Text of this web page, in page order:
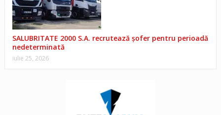
SALUBRITATE 2000 S.A. recrutează șofer pentru perioadă
nedeterminată
iulie 25, 2026